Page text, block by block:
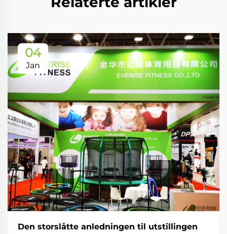
04
Jan
Den storslåtte anledningen til utstillingen